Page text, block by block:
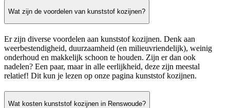
Wat zijn de voordelen van kunststof kozijnen?
Er zijn diverse voordelen aan kunststof kozijnen. Denk aan
weerbestendigheid, duurzaamheid (en milieuvriendelijk), weinig
onderhoud en makkelijk schoon te houden. Zijn er dan ook
nadelen? Een paar, maar in alle eerlijkheid, deze zijn meestal
relatief! Dit kun je lezen op onze pagina kunststof kozijnen.
Wat kosten kunststof kozijnen in Renswoude?